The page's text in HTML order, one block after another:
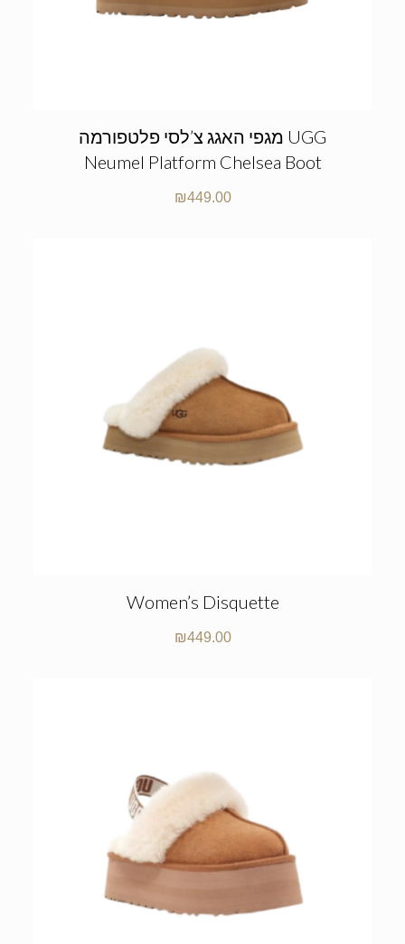
מגפי האגג צ’לסי פלטפורמה UGG
Neumel Platform Chelsea Boot
₪449.00
Women’s Disquette
₪449.00